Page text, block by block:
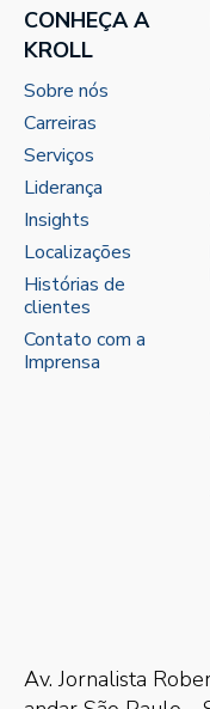
CONHEÇA A
KROLL
Sobre nós
Carreiras
Serviços
Liderança
Insights
Localizações
Histórias de
clientes
Contato com a
Imprensa
Av. Jornalista